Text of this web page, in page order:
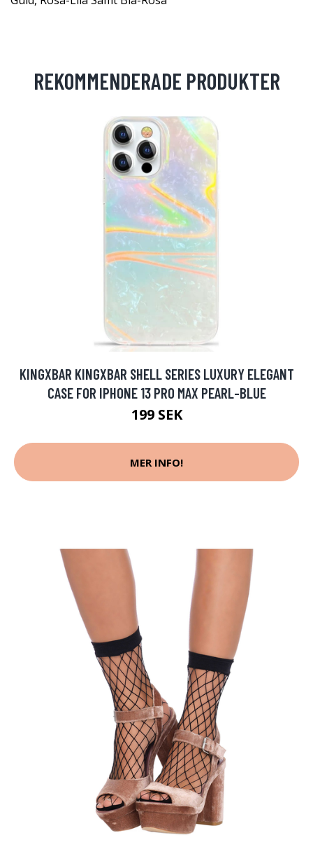
REKOMMENDERADE PRODUKTER
KINGXBAR KINGXBAR SHELL SERIES LUXURY ELEGANT
CASE FOR IPHONE 13 PRO MAX PEARL-BLUE
199 SEK
MER INFO!